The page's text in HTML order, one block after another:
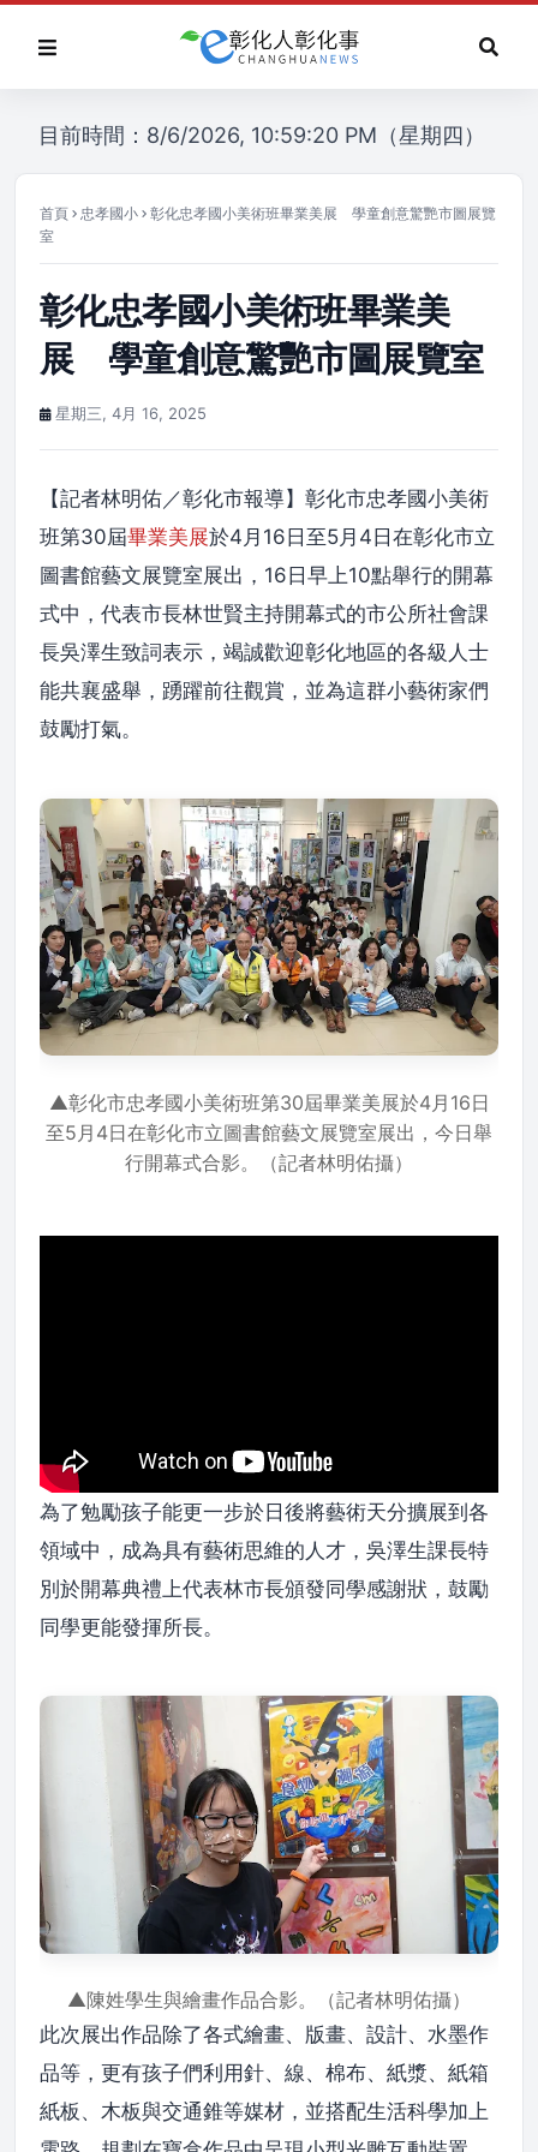
目前時間：8/6/2026, 10:59:20 PM（星期四）
首頁 忠孝國小
彰化忠孝國小美術班畢業美展 學童創意驚艷市圖展覽
室
彰化忠孝國小美術班畢業美
展 學童創意驚艷市圖展覽室
星期三, 4月 16, 2025
【記者林明佑／彰化市報導】彰化市忠孝國小美術
班第30屆畢業美展於4月16日至5月4日在彰化市立
圖書館藝文展覽室展出，16日早上10點舉行的開幕
式中，代表市長林世賢主持開幕式的市公所社會課
長吳澤生致詞表示，竭誠歡迎彰化地區的各級人士
能共襄盛舉，踴躍前往觀賞，並為這群小藝術家們
鼓勵打氣。
▲彰化市忠孝國小美術班第30屆畢業美展於4月16日
至5月4日在彰化市立圖書館藝文展覽室展出，今日舉
行開幕式合影。（記者林明佑攝）
為了勉勵孩子能更一步於日後將藝術天分擴展到各
領域中，成為具有藝術思維的人才，吳澤生課長特
別於開幕典禮上代表林市長頒發同學感謝狀，鼓勵
同學更能發揮所長。
▲陳姓學生與繪畫作品合影。（記者林明佑攝）
此次展出作品除了各式繪畫、版畫、設計、水墨作
品等，更有孩子們利用針、線、棉布、紙漿、紙箱
紙板、木板與交通錐等媒材，並搭配生活科學加上